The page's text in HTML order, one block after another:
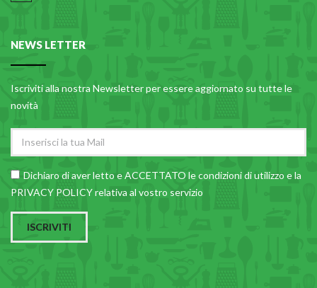
NEWS LETTER
Iscriviti alla nostra Newsletter per essere aggiornato su tutte le
novità
Dichiaro di aver letto e ACCETTATO lecondizioni di utilizzo e la
PRIVACY POLICY relativa al vostro servizio
ISCRIVITI